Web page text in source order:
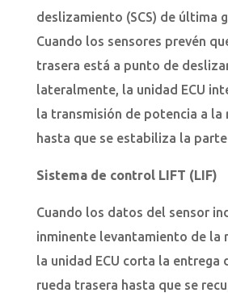
deslizamiento (SCS) de última
Cuando los sensores prevén
trasera está a punto de
lateralmente, la unidad ECU
la transmisión de potencia a la
hasta que se estabiliza la
Sistema de control LIFT (LIF)
Cuando los datos del sensor
inminente levantamiento de la
la unidad ECU corta la entrega
rueda trasera hasta que se